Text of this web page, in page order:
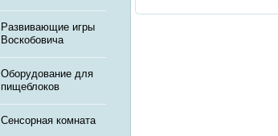
Развивающие игры
Воскобовича
Оборудование для
пищеблоков
Сенсорная комната